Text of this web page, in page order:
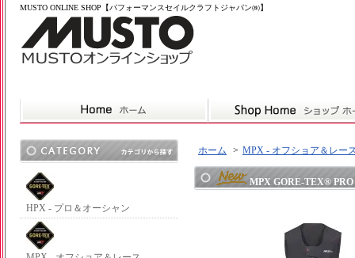
MUSTO ONLINE SHOP【パフォーマンスセイルクラフトジャパン㈱】
HPX - プロ＆オーシャン
ホーム > MPX - オフショア＆レー
MPX GORE-TEX®